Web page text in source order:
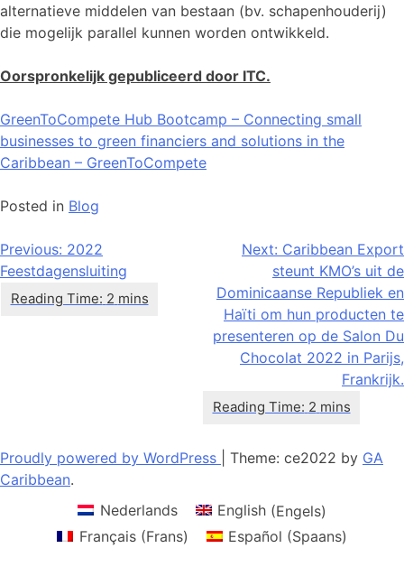
alternatieve middelen van bestaan (bv. schapenhouderij)
die mogelijk parallel kunnen worden ontwikkeld.
Oorspronkelijk gepubliceerd door ITC.
GreenToCompete Hub Bootcamp – Connecting small
businesses to green financiers and solutions in the
Caribbean – GreenToCompete
Posted in Blog
Bericht
navigatie
Previous: 2022
Feestdagensluiting
Next: Caribbean Export
steunt KMO’s uit de
Dominicaanse Republiek en
Haïti om hun producten te
presenteren op de Salon Du
Chocolat 2022 in Parijs,
Frankrijk.
Proudly powered by WordPress Theme: ce2022 by GA
Caribbean.
Nederlands
English(Engels)
Français(Frans) Español (Spaans)